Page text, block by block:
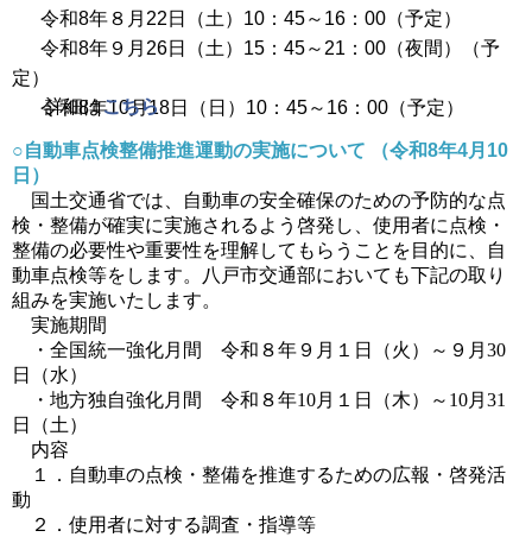
令和8年８月22日（土）10：45～16：00（予定）
令和8年９月26日（土）15：45～21：00（夜間）（予
定）
令和8年10月18日（日）10：45～16：00（予定）
詳細はこちら
○自動車点検整備推進運動の実施について
（令和8年4月10
日）
国土交通省では、自動車の安全確保のための予防的な点
検・整備が確実に実施されるよう啓発し、使用者に点検・
整備の必要性や重要性を理解してもらうことを目的に、自
動車点検等をします。八戸市交通部においても下記の取り
組みを実施いたします。
実施期間
・全国統一強化月間 令和８年９月１日（火）～９月 30
日（水）
・地方独自強化月間 令和８年10月１日（木）～ 10月 31
日（土）
内容
１．自動車の点検・整備を推進するための広報・啓発活
動
２．使用者に対する調査・指導等